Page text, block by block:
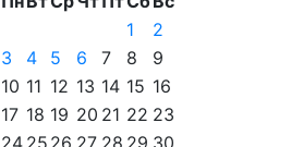
1
2
3
4 5 6 7 8
9
10 11 12 13 14 15 16
17 18 19 20 21 22 23